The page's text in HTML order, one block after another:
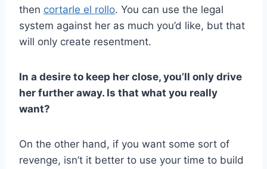
then cortarle el rollo. You can use the legal
system against her as much you’d like, but that
will only create resentment.
In a desire to keep her close, you’ll only drive
her further away. Is that what you really
want?
On the other hand, if you want some sort of
revenge, isn’t it better to use your time to build